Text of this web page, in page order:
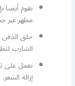
نقوم أيضا
مظهر غير
حلق
الشارب
نعمل على
إزالة الشعر.